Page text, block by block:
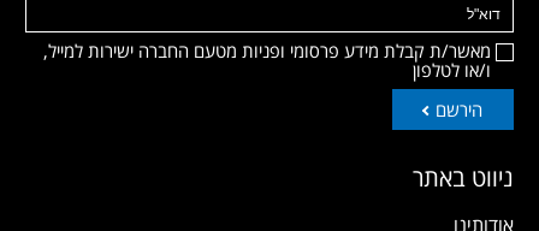
מאשר/ת קבלת מידע פרסומי ופניות מטעם החברה ישירות למייל,
ו/או לטלפון
הירשם
ניווט באתר
אודותינו